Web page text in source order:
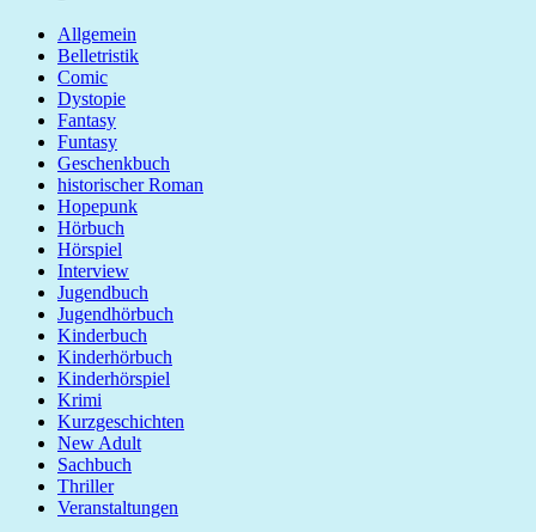
Allgemein
Belletristik
Comic
Dystopie
Fantasy
Funtasy
Geschenkbuch
historischer Roman
Hopepunk
Hörbuch
Hörspiel
Interview
Jugendbuch
Jugendhörbuch
Kinderbuch
Kinderhörbuch
Kinderhörspiel
Krimi
Kurzgeschichten
New Adult
Sachbuch
Thriller
Veranstaltungen